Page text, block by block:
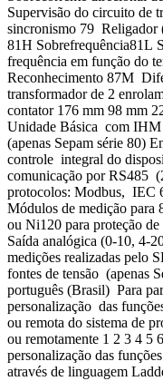
Supervisão do circuito de
sincronismo 79 Religador
81H Sobrefrequência81L
frequência em função do
Reconhecimento 87M
transformador de 2
contator 176 mm 98 mm
Unidade Básica com
(apenas Sepam série 80)
controle integral do
comunicação por RS485
protocolos: Modbus, IEC
Módulos de medição para
ou Ni120 para proteção
Saída analógica (0-10, 4-
medições realizadas pelo
fontes de tensão (apenas
português (Brasil) Para
personalização das
ou remota do sistema de
ou remotamente 1 2 3 4 5
personalização das
através de linguagem